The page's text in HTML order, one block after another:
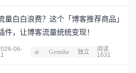
量白白浪费？这个「博客推荐商品」
件，让博客流量统统变现！
06-
ar
Gymsha
独立
阅读
1631